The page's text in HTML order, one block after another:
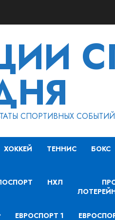
СПОРТИВНЫХ
ХОККЕЙ ТЕННИС БОКС
НХЛ
ЕВРОСПОРТ 1